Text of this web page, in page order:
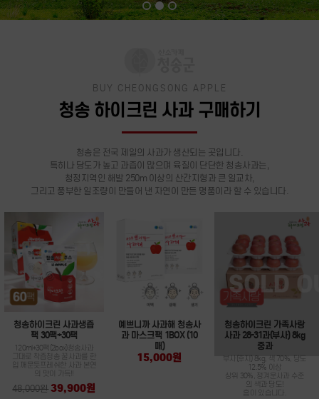
BUY CHEONGSONG APPLE
청송 하이크린 사과 구매하기
청송은 전국 제일의 사과가 생산되는 곳입니다.
특히나 당도가 높고 과즙이 많으며 육질이 단단한 청송사과는,
청정지역인 해발 250m 이상의 산간지형과 큰 일교차,
그리고 풍부한 일조량이 만들어 낸 자연이 만든 명품이라 할 수 있습니다.
청송하이크린 사과생즙
팩 30팩+30팩
120ml*30팩(2box)청송사과
그대로 착즙청송 꿀사과를 한
입 깨문듯프레쉬한 사과 본연
의 맛이 가득!!
48,000원 39,900원
예쁘니까 사과해 청송사
과 마스크팩 1BOX (10
매)
15,000원
청송하이크린 가족사랑
사과 28-31과(부사) 8kg
중과
부사(후지) 8kg, 색 70%, 당도
12.5% 이상
상위 30%, 정겨운사과 수준
의 색과 당도!
흠이 있습니다.